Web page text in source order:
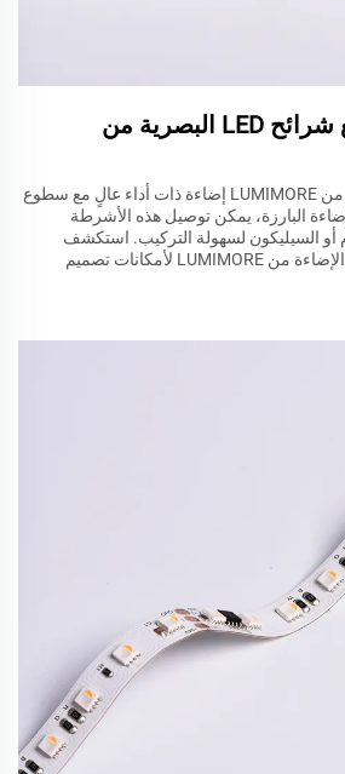
تحويل مساحتك مع شرائح LED البصرية من
تقدم شرائط LED البصرية من LUMIMORE إضاءة ذات أداء عالٍ مع سطوع
البارزة، يمكن توصيل هذه الأشرطة
أو السيليكون لسهولة التركيب. استكشف
مجموعة واسعة من حلول الإضاءة من LUMIMORE لأمكانات تصميم